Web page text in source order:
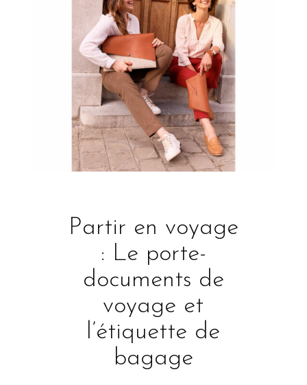
Partir en voyage
: Le porte-
documents de
voyage et
l’étiquette de
bagage